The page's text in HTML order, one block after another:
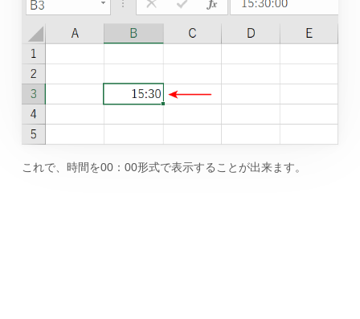
これで、時間を00：00形式で表示することが出来ます。